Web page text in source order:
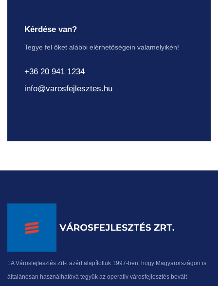
Kérdése van?
Tegye fel őket alábbi elérhetőségein valamelyikén!
+36 20 941 1234
info@varosfejlesztes.hu
1A Városfejlesztés Zrt-t azért alapítottuk 1997-ben, hogy Magyarországon is
általánosan használhatóvá tegyük az operatív városfejlesztés bevált